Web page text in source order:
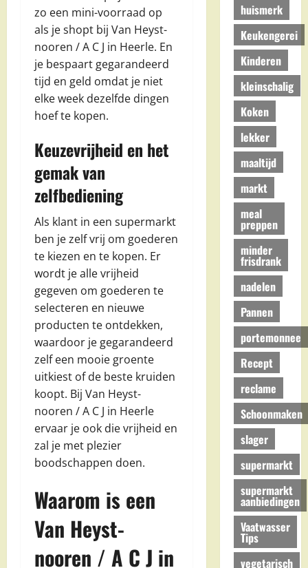
zo een mini-voorraad op
als je shopt bij Van Heyst-
nooren / A C J in Heerle. En
je bespaart gegarandeerd
tijd en geld omdat je niet
elke week dezelfde dingen
hoef te kopen.
Keuzevrijheid en het
gemak van
zelfbediening
Als klant in een supermarkt
ben je zelf vrij om goederen
te kiezen en te kopen. Er
wordt je alle vrijheid
gegeven om goederen te
selecteren en nieuwe
producten te ontdekken,
waardoor je gegarandeerd
zelf een mooie groente
uitkiest of de beste kruiden
koopt. Bij Van Heyst-
nooren / A C J in Heerle
ervaar je ook die vrijheid en
zal je met plezier
boodschappen doen.
Waarom is een
Van Heyst-
nooren / A C J in
huismerk
Keukengerei
Kinderen
kleinschalig
Koken
lekker
maaltijd
markt
meal
preppen
minder
frisdrank
nadelen
Pannen
portemonnee
Recept
reclame
Schoonmaken
slager
supermarkt
supermarkt
aanbiedingen
Vaatwasser
Tips
vegetarisch